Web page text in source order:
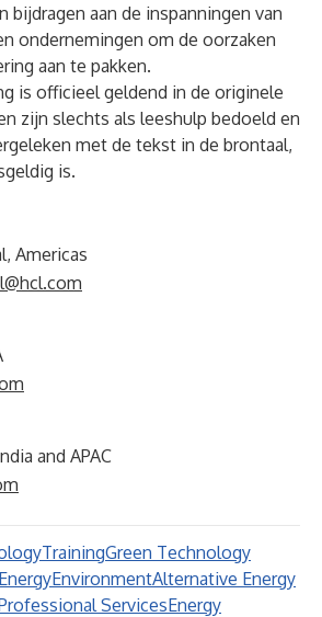
bijdragen aan de inspanningen van
ondernemingen om de oorzaken
aan te pakken.
is officieel geldend in de originele
zijn slechts als leeshulp bedoeld en
met de tekst in de brontaal,
is.
Americas
and APAC
TrainingGreen Technology
EnvironmentAlternative Energy
ServicesEnergy